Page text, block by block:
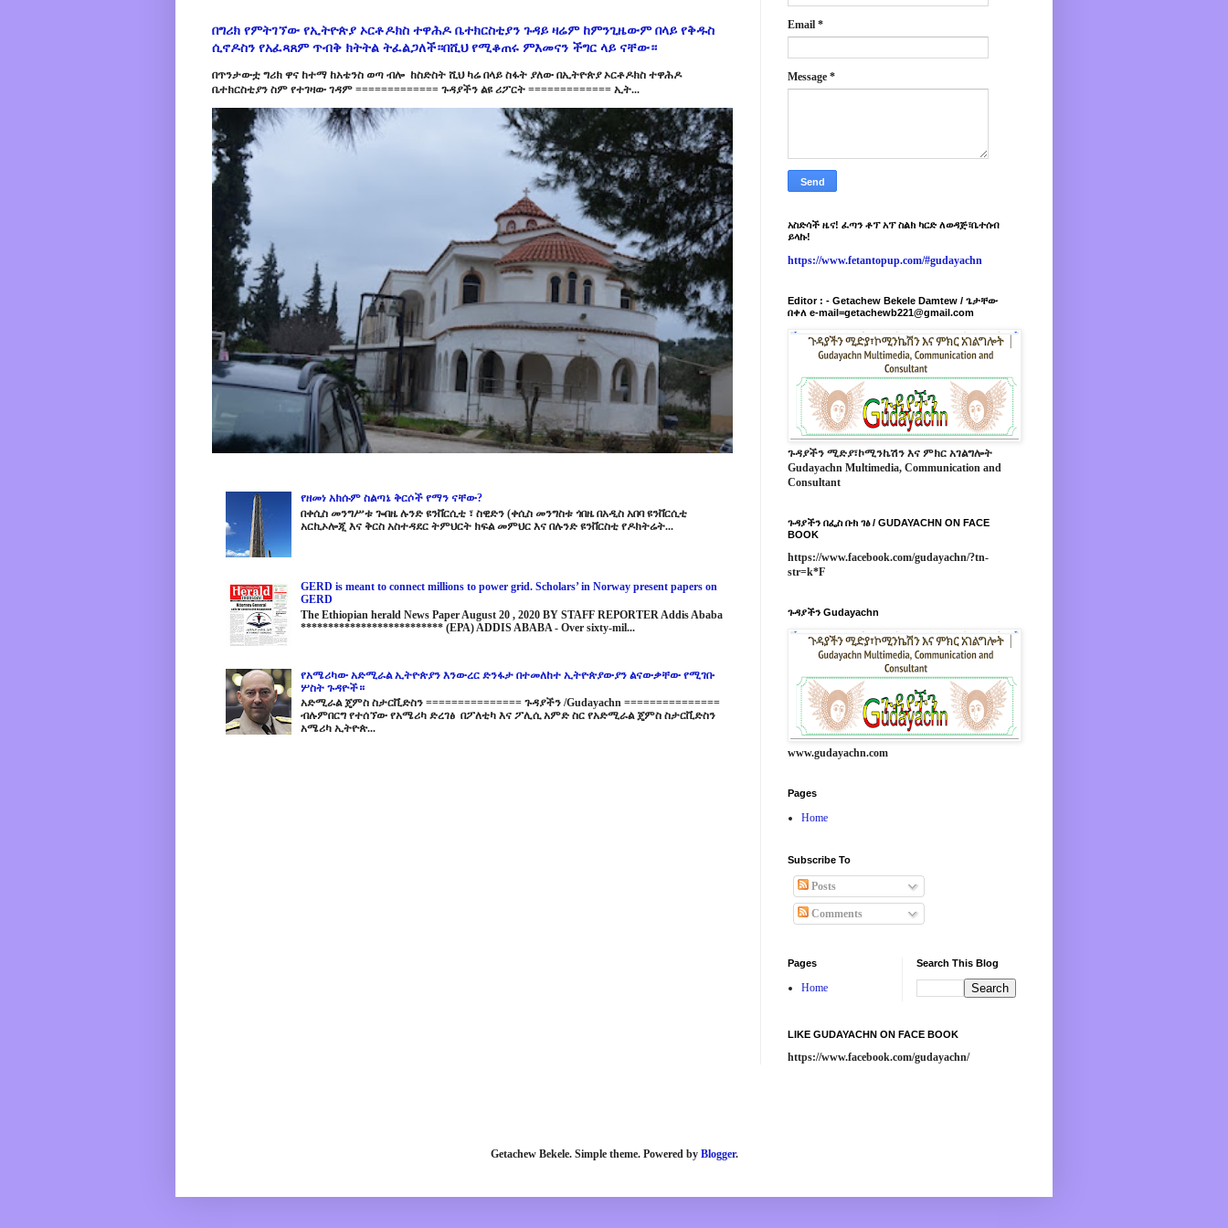
በግሪክ የምትገኘው የኢትዮጵያ ኦርቶዶክስ ተዋሕዶ ቤተክርስቲያን ጉዳይ ዛሬም ከምንጊዜውም በላይ የቅዱስ
ሲኖዶስን የአፈጻጸም ጥብቅ ክትትል ትፈልጋለች።በሺህ የሚቆጠሩ ምእመናን ችግር ላይ ናቸው።
በጥንታውቷ ግሪክ ዋና ከተማ ከአቴንስ ወጣ ብሎ ከስድስት ሺህ ካሬ በላይ ስፋት ያለው በኢትዮጵያ ኦርቶዶክስ ተዋሕዶ
ቤተክርስቲያን ስም የተገዛው ገዳም ============= ጉዳያችን ልዩ ሪፖርት ============= ኢት...
የዘመነ አክሱም ስልጣኔ ቅርሶች የማን ናቸው?
በቀሲስ መንግሥቱ ጐበዜ ሉንድ ዩንቨርሲቲ ፣ ስዊድን (ቀሲስ መንግስቱ ጎበዜ በአዲስ አበባ ዩንቨርሲቲ
አርኪኦሎጂ እና ቅርስ አስተዳደር ትምህርት ክፍል መምህር እና በሉንድ ዩንቨርስቲ የዶክትሬት...
GERD is meant to connect millions to power grid. Scholars’ in Norway present papers on
GERD
The Ethiopian herald News Paper August 20 , 2020 BY STAFF REPORTER Addis Ababa
************************** (EPA) ADDIS ABABA - Over sixty-mil...
የአሜሪካው አድሚራል ኢትዮጵያን እንውረር ድንፋታ በተመለከተ ኢትዮጵያውያን ልናውቃቸው የሚገቡ
ሦስት ጉዳዮች።
አድሚራል ጄምስ ስታርቪድስን =============== ጉዳያችን /Gudayachn ===============
ብሉምበርግ የተሰኘው የአሜሪካ ድረገፅ በፖለቲካ እና ፖሊሲ አምድ ስር የአድሚራል ጄምስ ስታርቪድስን
አሜሪካ ኢትዮጵ...
Email *
Message *
አስድሳች ዜና! ፈጣን ቶፕ አፕ ስልክ ካርድ ለወዳጅ፣ቤተሰብ
ይላኩ!
https://www.fetantopup.com/#gudayachn
Editor : - Getachew Bekele Damtew / ጌታቸው
በቀለ e-mail=getachewb221@gmail.com
ጉዳያችን ሚድያ፣ኮሚንኬሽን እና ምክር አገልግሎት
Gudayachn Multimedia, Communication and
Consultant
ጉዳያችን በፌስ ቡክ ገፅ / GUDAYACHN ON FACE
BOOK
https://www.facebook.com/gudayachn/?tn-
str=k*F
ጉዳያችን Gudayachn
www.gudayachn.com
Pages
Home
Subscribe To
Posts
Comments
Pages
Home
Search This Blog
LIKE GUDAYACHN ON FACE BOOK
https://www.facebook.com/gudayachn/
Getachew Bekele. Simple theme. Powered by Blogger.